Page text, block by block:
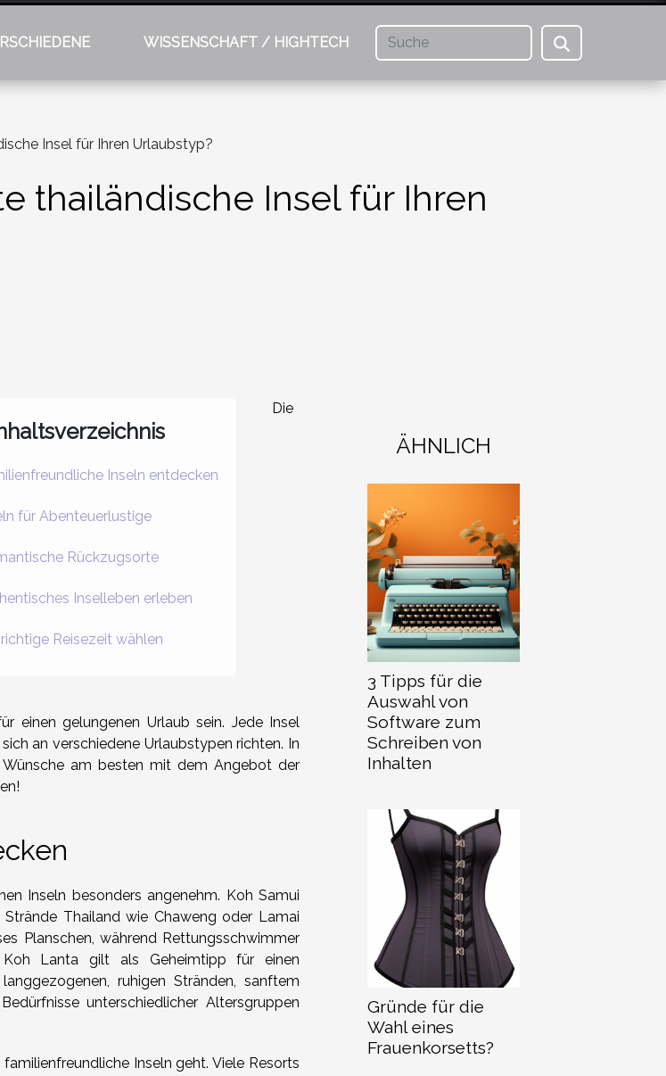
WISSENSCHAFT / HIGHTECH
Insel für Ihren Urlaubstyp?
thailändische Insel für Ihren
Inseln entdecken
für Abenteuerlustige
Rückzugsorte
Inselleben erleben
richtige Reisezeit wählen
Die
einen gelungenen Urlaub sein. Jede Insel
an verschiedene Urlaubstypen richten. In
am besten mit dem Angebot der
Inseln besonders angenehm. Koh Samui
Thailand wie Chaweng oder Lamai
Planschen, während Rettungsschwimmer
Lanta gilt als Geheimtipp für einen
ruhigen Stränden, sanftem
unterschiedlicher Altersgruppen
Inseln geht. Viele Resorts
ÄHNLICH
3 Tipps für die
Auswahl von
Software zum
Schreiben von
Inhalten
Gründe für die
Wahl eines
Frauenkorsetts?